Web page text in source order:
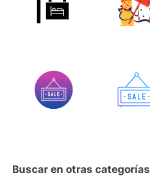
Buscar en otras categorías